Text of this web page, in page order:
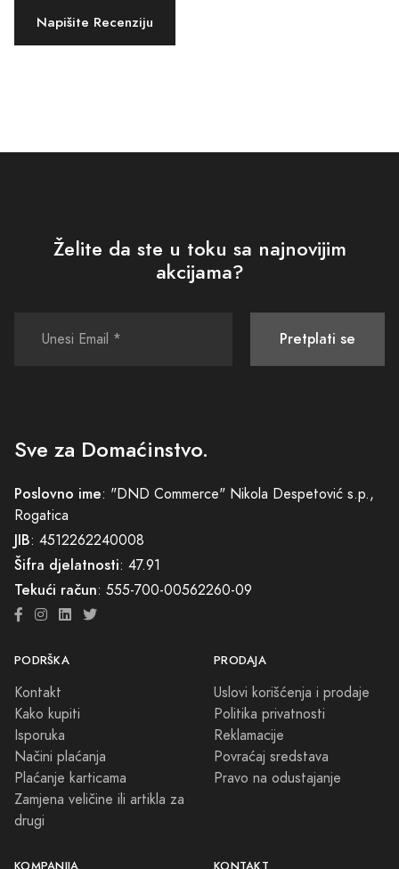
Napišite Recenziju
Želite da ste u toku sa najnovijim
akcijama?
Pretplati se
Sve za Domaćinstvo.
Poslovno ime: "DND Commerce" Nikola Despetović s.p.,
Rogatica
JIB: 4512262240008
Šifra djelatnosti: 47.91
Tekući račun: 555-700-00562260-09
PODRŠKA
Kontakt
Kako kupiti
Isporuka
Načini plaćanja
Plaćanje karticama
Zamjena veličine ili artikla za
drugi
PRODAJA
Uslovi korišćenja i prodaje
Politika privatnosti
Reklamacije
Povraćaj sredstava
Pravo na odustajanje